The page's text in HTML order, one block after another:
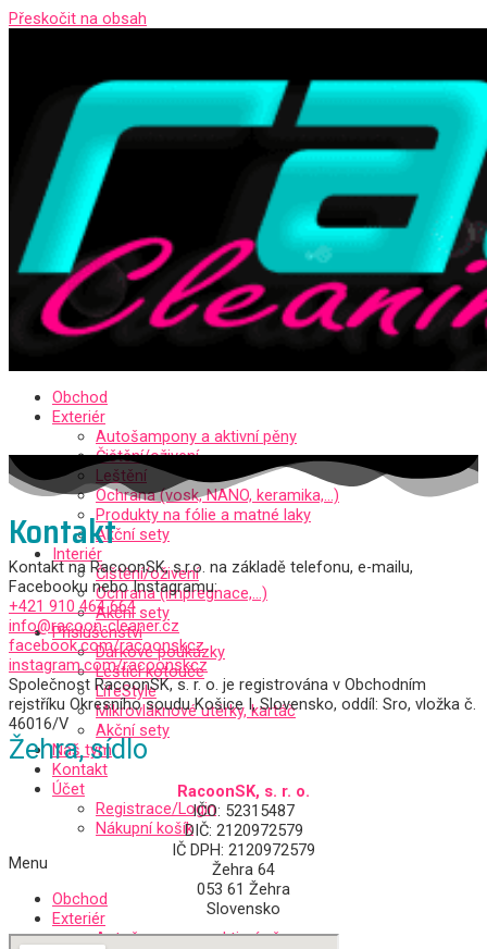
Přeskočit na obsah
Obchod
Exteriér
Autošampony a aktivní pěny
Čištění/oživení
Leštění
Ochrana (vosk, NANO, keramika,…)
Produkty na fólie a matné laky
Akční sety
Interiér
Čištění/oživení
Ochrana (impregnace,…)
Akční sety
Příslušenství
Dárkové poukázky
Leštící kotouče
LifeStyle
Mikrovláknové utěrky, kartáč
Akční sety
Náš tým
Kontakt
Účet
Registrace/Login
Nákupní košík
Menu
Obchod
Exteriér
Autošampony a aktivní pěny
Kontakt
Kontakt na RacoonSK, s.r.o. na základě telefonu, e-mailu,
Facebooku nebo Instagramu:
+421 910 464 664
info@racoon-cleaner.cz
facebook.com/racoonskcz
instagram.com/racoonskcz
Společnost RacoonSK, s. r. o. je registrována v Obchodním
rejstříku Okresního soudu Košice I, Slovensko, oddíl: Sro, vložka č.
46016/V
Žehra, sídlo
RacoonSK, s. r. o.
IČO: 52315487
DIČ: 2120972579
IČ DPH: 2120972579
Žehra 64
053 61 Žehra
Slovensko